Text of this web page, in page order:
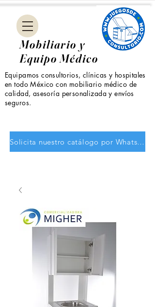
Mobiliario y
Equipo Médico
Solicita nuestro catálogo por WhatsApp
Equipamos consultorios, clínicas y hospitales
en todo México con mobiliario médico de
calidad, asesoría personalizada y envíos
seguros.